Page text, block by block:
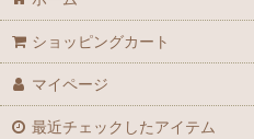
ショッピングカート
マイページ
最近チェックしたアイテム